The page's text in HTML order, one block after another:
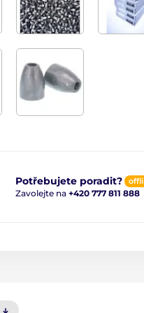
Potřebujete poradit?
Zavolejte na +420 777 811 888